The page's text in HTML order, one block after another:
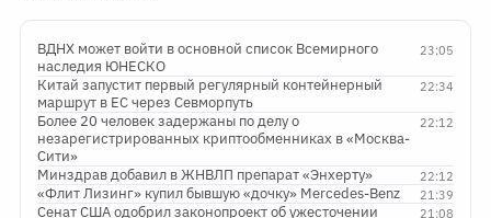
23:05
ВДНХ может войти в основной список Всемирного
наследия ЮНЕСКО
22:34
Китай запустит первый регулярный контейнерный
маршрут в ЕС через Севморпуть
22:12
Более 20 человек задержаны по делу о
незарегистрированных криптообменниках в «Москва-
Сити»
22:12
Минздрав добавил в ЖНВЛП препарат «Энхерту»
21:39
«Флит Лизинг» купил бывшую «дочку» Mercedes-Benz
21:08
Сенат США одобрил законопроект об ужесточении